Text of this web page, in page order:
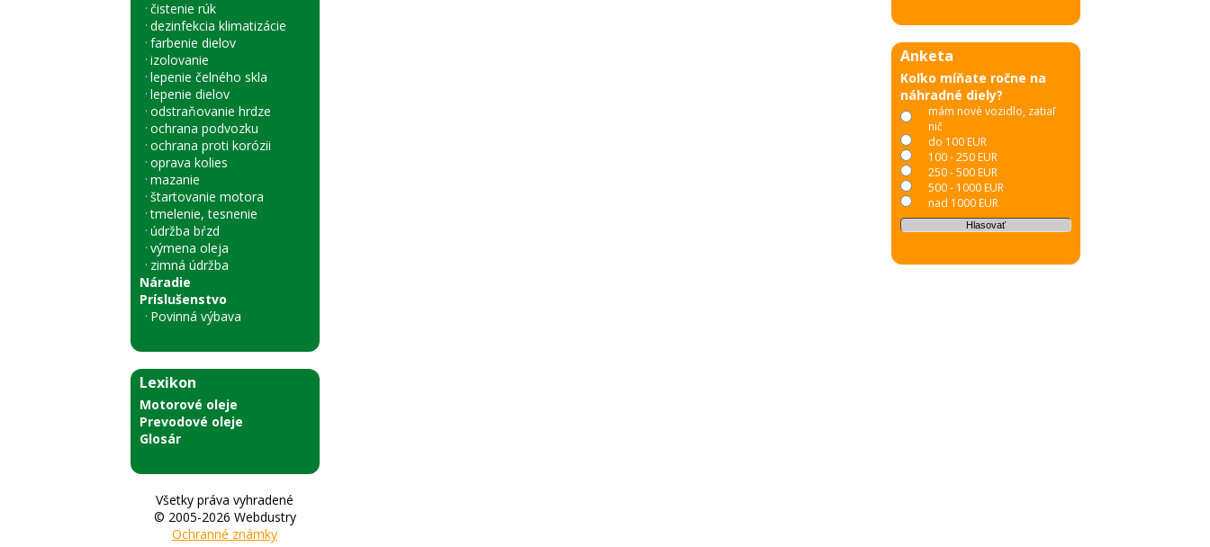
čistenie rúk
dezinfekcia klimatizácie
farbenie dielov
izolovanie
lepenie čelného skla
lepenie dielov
odstraňovanie hrdze
ochrana podvozku
ochrana proti korózii
oprava kolies
mazanie
štartovanie motora
tmelenie, tesnenie
údržba bŕzd
výmena oleja
zimná údržba
Náradie
Príslušenstvo
Povinná výbava
Lexikon
Motorové oleje
Prevodové oleje
Glosár
Všetky práva vyhradené
© 2005-2026 Webdustry
Ochranné známky
Anketa
Koľko míňate ročne na
náhradné diely?
mám nové vozidlo, zatiaľ
nič
do 100 EUR
100 - 250 EUR
250 - 500 EUR
500 - 1000 EUR
nad 1000 EUR